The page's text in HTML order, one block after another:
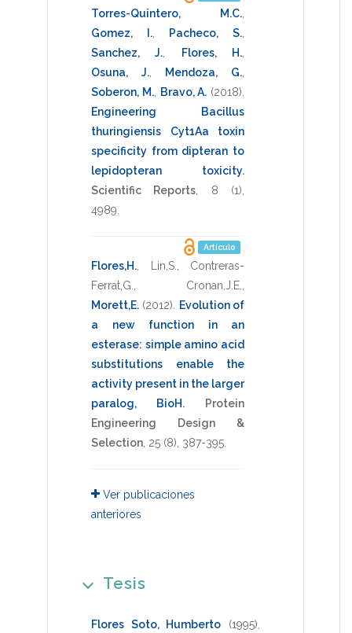
Torres-Quintero, M.C.
Gomez, I., Pacheco, S.
Sanchez, J.
Flores, H.
Osuna, J., Mendoza, G.
Soberon, M., Bravo, A. (2018)
Engineering Bacillus
thuringiensis Cyt1Aa toxin
specificity from dipteran to
lepidopteran toxicity.
Scientific Reports
8 (1),
4989
Artículo
Flores,H. Lin,S.
Contreras-
Ferrat,G.
Cronan,J.E.
Morett,E. (2012)
Evolution of
a new function in an
esterase: simple amino acid
substitutions enable the
activity present in the larger
paralog, BioH.
Protein
Engineering Design &
Selection 25 (8), 387-395
Ver publicaciones
anteriores
Tesis
Flores Soto, Humberto (1995)